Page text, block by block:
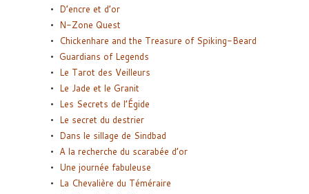
D’encre et d’or
N-Zone Quest
Chickenhare and the Treasure of Spiking-Beard
Guardians of Legends
Le Tarot des Veilleurs
Le Jade et le Granit
Les Secrets de l’Égide
Le secret du destrier
Dans le sillage de Sindbad
A la recherche du scarabée d’or
Une journée fabuleuse
La Chevalière du Téméraire